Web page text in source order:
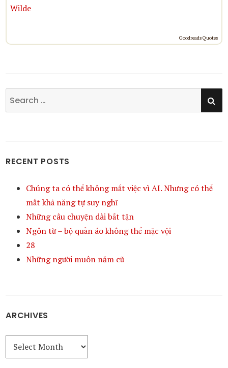
Wilde
Goodreads Quotes
Search
for:
RECENT POSTS
Chúng ta có thể không mất việc vì AI. Nhưng có thể
mất khả năng tự suy nghĩ
Những câu chuyện dài bất tận
Ngôn từ – bộ quần áo không thể mặc vội
28
Những người muôn năm cũ
ARCHIVES
Archives